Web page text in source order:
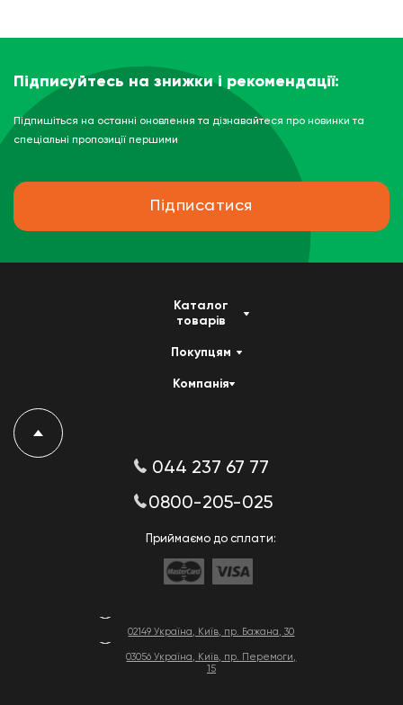
Підписуйтесь на знижки і рекомендації:
Підпишіться на останні оновлення та дізнавайтеся про новинки та
спеціальні пропозиції першими
Підписатися
02149 Україна, Київ, пр. Бажана, 30
03056 Україна, Київ, пр. Перемоги,
15
Каталог
товарів
Покупцям
Компанія
044 237 67 77
0800-205-025
Приймаємо до сплати: